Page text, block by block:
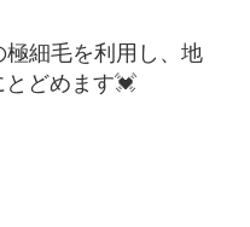
極細毛を利用し、地
とどめます💓